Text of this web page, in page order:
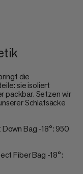
die
sie isoliert
packbar. Setzen wir
Schlafsäcke
Bag -18°: 950
Fiber Bag -18°: